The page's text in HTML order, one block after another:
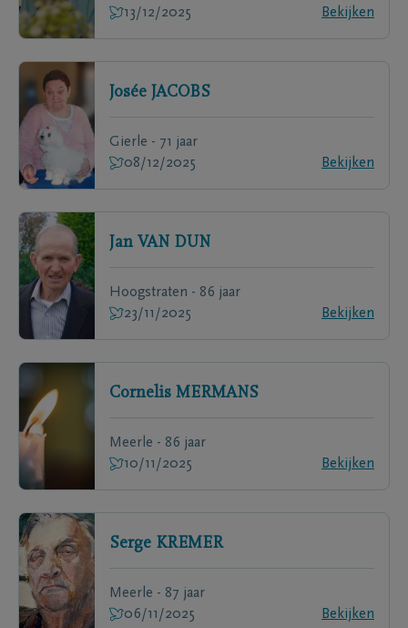
13/12/2025
Bekijken
Josée JACOBS
Gierle - 71 jaar
08/12/2025
Bekijken
Jan VAN DUN
Hoogstraten - 86 jaar
23/11/2025
Bekijken
Cornelis MERMANS
Meerle - 86 jaar
10/11/2025
Bekijken
Serge KREMER
Meerle - 87 jaar
06/11/2025
Bekijken